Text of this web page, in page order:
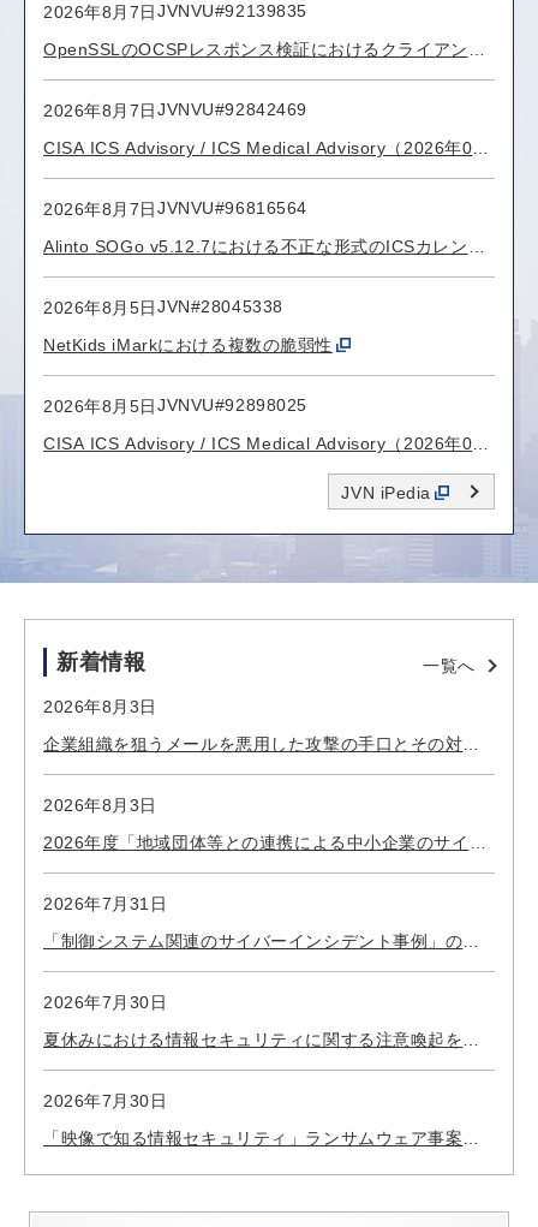
2026年8月7日JVNVU#92139835
OpenSSLのOCSPレスポンス検証におけるクライアント
2026年8月7日JVNVU#92842469
CISA ICS Advisory / ICS Medical Advisory（2026年08
2026年8月7日JVNVU#96816564
Alinto SOGo v5.12.7における不正な形式のICSカレンダ
2026年8月5日JVN#28045338
NetKids iMarkにおける複数の脆弱性
2026年8月5日JVNVU#92898025
CISA ICS Advisory / ICS Medical Advisory（2026年08
JVN iPedia
新着情報 一覧へ
2026年8月3日
企業組織を狙うメールを悪用した攻撃の手口とその対策
2026年8月3日
2026年度「地域団体等との連携による中小企業のサイバ
援」を公開しました
2026年7月31日
「制御システム関連のサイバーインシデント事例」の第
2026年7月30日
夏休みにおける情報セキュリティに関する注意喚起を公
2026年7月30日
「映像で知る情報セキュリティ」ランサムウェア事案の